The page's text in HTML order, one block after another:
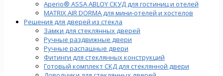
Aperio® ASSA ABLOY СКУД для гостиниц и отелей
MATRIX AIR DORMA для мини-отелей и хостелов
Решения для дверей из стекла
Замки для стеклянных дверей
Ручные раздвижные двери
Ручные распашные двери
Фитинги для стеклянных конструкций
Готовый комплект СКД для стеклянной двери